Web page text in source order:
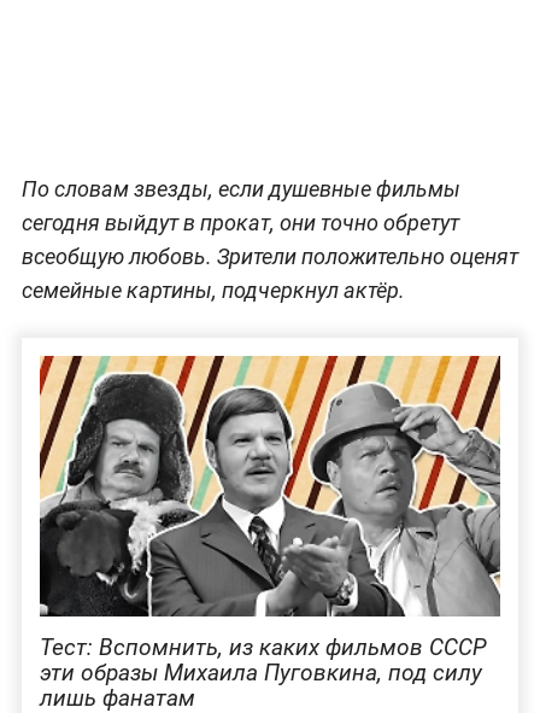
По словам звезды, если душевные фильмы
сегодня выйдут в прокат, они точно обретут
всеобщую любовь. Зрители положительно оценят
семейные картины, подчеркнул актёр.
Тест: Вспомнить, из каких фильмов СССР
эти образы Михаила Пуговкина, под силу
лишь фанатам